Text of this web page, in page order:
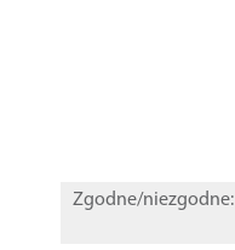
Zgodne/niezgodne: